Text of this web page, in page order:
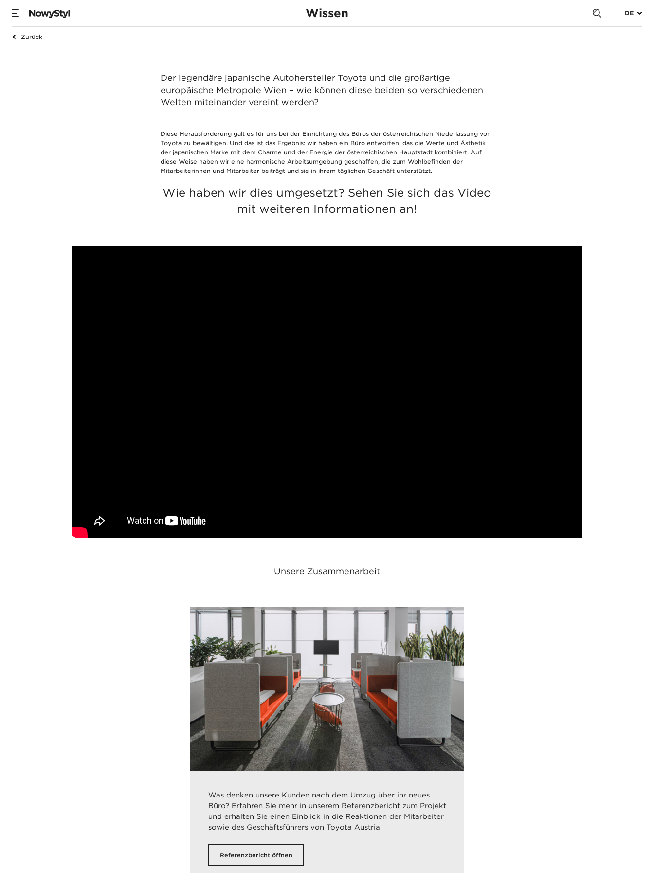
Wissen DE
Zurück
Zuverlässig wie Toyota
Der legendäre japanische Autohersteller Toyota und die großartige
europäische Metropole Wien – wie können diese beiden so verschiedenen
Welten miteinander vereint werden?
Diese Herausforderung galt es für uns bei der Einrichtung des Büros der österreichischen Niederlassung von
Toyota zu bewältigen. Und das ist das Ergebnis: wir haben ein Büro entworfen, das die Werte und Ästhetik
der japanischen Marke mit dem Charme und der Energie der österreichischen Hauptstadt kombiniert. Auf
diese Weise haben wir eine harmonische Arbeitsumgebung geschaffen, die zum Wohlbefinden der
Mitarbeiterinnen und Mitarbeiter beiträgt und sie in ihrem täglichen Geschäft unterstützt.
Wie haben wir dies umgesetzt? Sehen Sie sich das Video
mit weiteren Informationen an!
Unsere Zusammenarbeit
Was denken unsere Kunden nach dem Umzug über ihr neues
Büro? Erfahren Sie mehr in unserem Referenzbericht zum Projekt
und erhalten Sie einen Einblick in die Reaktionen der Mitarbeiter
sowie des Geschäftsführers von Toyota Austria.
Referenzbericht öffnen